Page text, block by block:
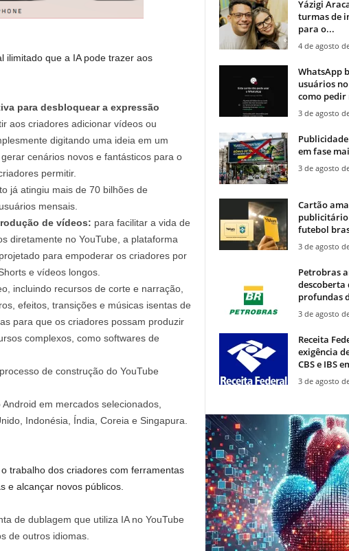
ilimitado que a IA pode trazer aos
para desbloquear a expressão
aos criadores adicionar vídeos ou
digitando uma ideia em um
cenários novos e fantásticos para o
permitir.
já atingiu mais de 70 bilhões de
mensais.
de vídeos: para facilitar a vida de
diretamente no YouTube, a plataforma
para empoderar os criadores por
e vídeos longos.
incluindo recursos de corte e narração,
efeitos, transições e músicas isentas de
para que os criadores possam produzir
complexos, como softwares de
de construção do YouTube
em mercados selecionados,
Indonésia, Índia, Coreia e Singapura.
trabalho dos criadores com ferramentas
e alcançar novos públicos.
de dublagem que utiliza IA no YouTube
de outros idiomas.
Yázigi
turmas de
para o...
4 de agosto
WhatsApp
usuários
como pedir
3 de agosto
em fase
3 de agosto
Cartão
futebol
3 de agosto
Petrobras
descoberta
profundas
3 de agosto
Receita
exigência
CBS e IBS
3 de agosto